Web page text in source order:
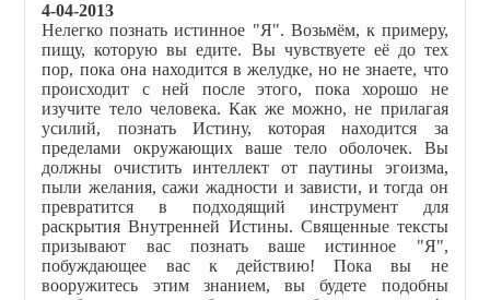
4-04-2013
Нелегко познать истинное "Я". Возьмём, к примеру,
пищу, которую вы едите. Вы чувствуете её до тех
пор, пока она находится в желудке, но не знаете, что
происходит с ней после этого, пока хорошо не
изучите тело человека. Как же можно, не прилагая
усилий, познать Истину, которая находится за
пределами окружающих ваше тело оболочек. Вы
должны очистить интеллект от паутины эгоизма,
пыли желания, сажи жадности и зависти, и тогда он
превратится в подходящий инструмент для
раскрытия Внутренней Истины. Священные тексты
призывают вас познать ваше истинное "Я",
побуждающее вас к действию! Пока вы не
вооружитесь этим знанием, вы будете подобны